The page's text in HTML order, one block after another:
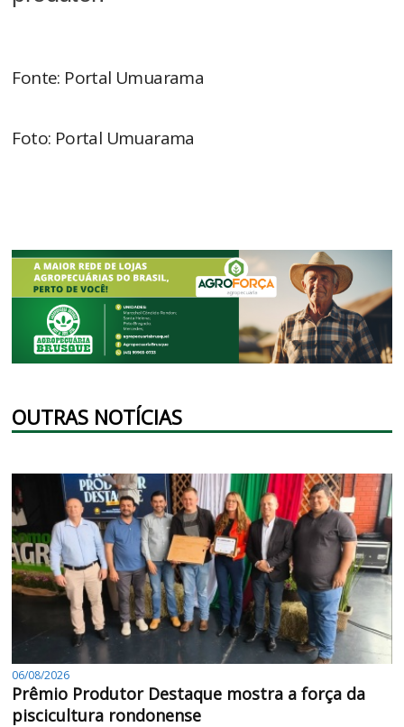
Fonte: Portal Umuarama
Foto: Portal Umuarama
OUTRAS NOTÍCIAS
06/08/2026
Prêmio Produtor Destaque mostra a força da
piscicultura rondonense